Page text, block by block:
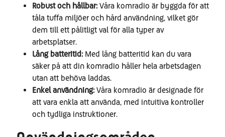
Robust och hållbar:Våra komradio är byggda för att
tåla tuffa miljöer och hård användning, vilket gör
dem till ett pålitligt val för alla typer av
arbetsplatser.
Lång batteritid:Med lång batteritid kan du vara
säker på att din komradio håller hela arbetsdagen
utan att behöva laddas.
Enkel användning:Våra komradio är designade för
att vara enkla att använda, med intuitiva kontroller
och tydliga instruktioner.